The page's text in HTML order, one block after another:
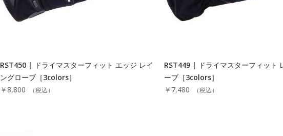
RST450 | ドライマスターフィット エッジ レイ
ングローブ［3colors］
￥8,800
（税込）
RST449 | ドライマスターフィット
ーブ［3colors］
￥7,480
（税込）